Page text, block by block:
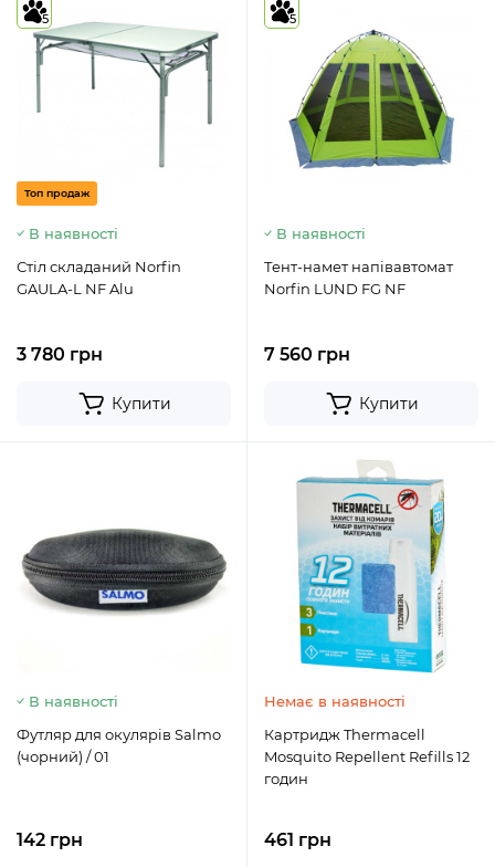
5
Топ продаж
В наявності
Стіл складаний Norfin
GAULA-L NF Alu
3 780 грн
Купити
5
В наявності
Тент-намет напівавтомат
Norfin LUND FG NF
7 560 грн
Купити
В наявності
Футляр для окулярів Salmo
(чорний) / 01
142 грн
Немає в наявності
Картридж Thermacell
Mosquito Repellent Refills 12
годин
461 грн